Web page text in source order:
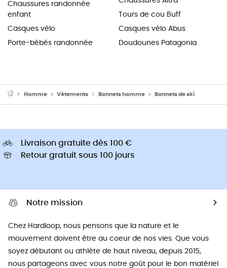
Chaussures randonnée
enfant
Casques vélo
Porte-bébés randonnée
Tours de cou Buff
Casques vélo Abus
Doudounes Patagonia
Homme Vêtements Bonnets homme Bonnets de ski
Livraison gratuite dès 100 €
Retour gratuit sous 100 jours
Notre mission
Chez Hardloop, nous pensons que la nature et le
mouvement doivent être au coeur de nos vies. Que vous
soyez débutant ou athlète de haut niveau, depuis 2015,
nous partageons avec vous notre goût pour le bon matériel